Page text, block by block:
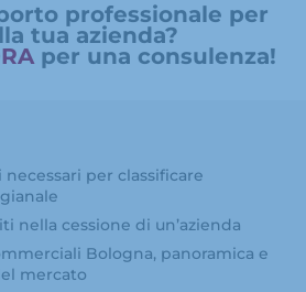
professionale per
tua azienda?
per una consulenza!
per classificare
nella cessione di un’azienda
Bologna, panoramica e
mercato